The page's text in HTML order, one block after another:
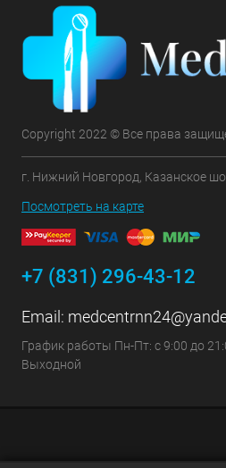
Copyright 2022 © Все права
г. Нижний Новгород, Казанское
Посмотреть на карте
+7 (831) 296-43-12
Email:
График работы Пн-Пт: с 9:00 до
Выходной